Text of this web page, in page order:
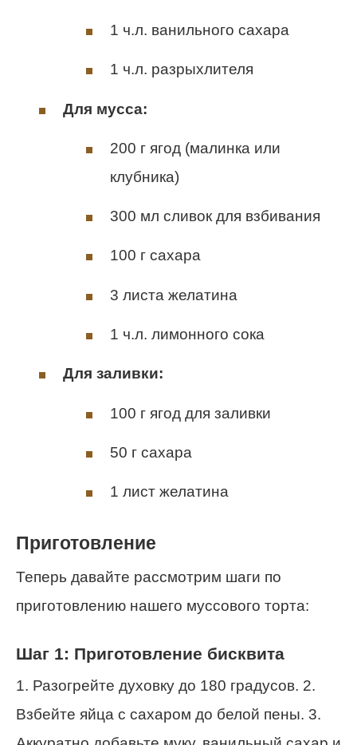
1 ч.л. ванильного сахара
1 ч.л. разрыхлителя
Для мусса:
200 г ягод (малинка или
клубника)
300 мл сливок для взбивания
100 г сахара
3 листа желатина
1 ч.л. лимонного сока
Для заливки:
100 г ягод для заливки
50 г сахара
1 лист желатина
Приготовление
Теперь давайте рассмотрим шаги по
приготовлению нашего муссового торта:
Шаг 1: Приготовление бисквита
1. Разогрейте духовку до 180 градусов. 2.
Взбейте яйца с сахаром до белой пены. 3.